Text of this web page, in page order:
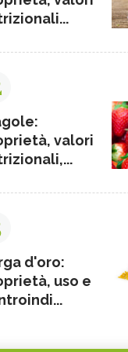
valori
d'oro:
uso e